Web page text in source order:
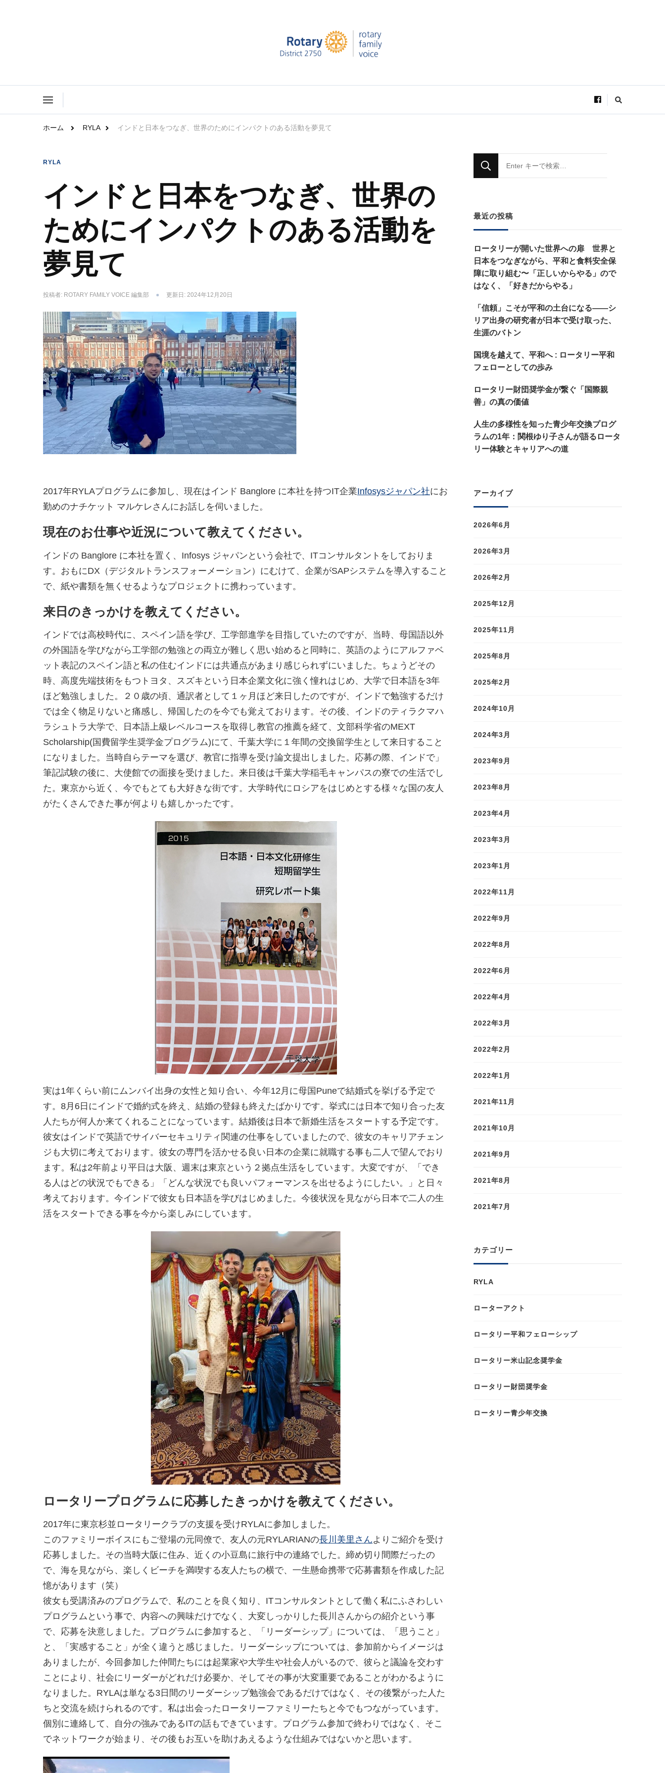
か
?
ホーム RYLA インドと日本をつなぎ、世界のためにインパクトのある活動を夢見て
RYLA
インドと日本をつなぎ、世界の
ためにインパクトのある活動を
夢見て
投稿者: ROTARY FAMILY VOICE 編集部 更新日: 2024年12月20日
2017年RYLAプログラムに参加し、現在はインド Banglore に本社を持つIT企業Infosysジャパン社にお
勤めのナチケット マルケレさんにお話しを伺いました。
現在のお仕事や近況について教えてください。
インドの Banglore に本社を置く、Infosys ジャパンという会社で、ITコンサルタントをしておりま
す。おもにDX（デジタルトランスフォーメーション）にむけて、企業がSAPシステムを導入すること
で、紙や書類を無くせるようなプロジェクトに携わっています。
来日のきっかけを教えてください。
インドでは高校時代に、スペイン語を学び、工学部進学を目指していたのですが、当時、母国語以外
の外国語を学びながら工学部の勉強との両立が難しく思い始めると同時に、英語のようにアルファベ
ット表記のスペイン語と私の住むインドには共通点があまり感じられずにいました。ちょうどその
時、高度先端技術をもつトヨタ、スズキという日本企業文化に強く憧れはじめ、大学で日本語を3年
ほど勉強しました。２０歳の頃、通訳者として１ヶ月ほど来日したのですが、インドで勉強するだけ
では全く物足りないと痛感し、帰国したのを今でも覚えております。その後、インドのティラクマハ
ラシュトラ大学で、日本語上級レベルコースを取得し教官の推薦を経て、文部科学省のMEXT
Scholarship(国費留学生奨学金プログラム)にて、千葉大学に１年間の交換留学生として来日すること
になりました。当時自らテーマを選び、教官に指導を受け論文提出しました。応募の際、インドで」
筆記試験の後に、大使館での面接を受けました。来日後は千葉大学稲毛キャンパスの寮での生活でし
た。東京から近く、今でもとても大好きな街です。大学時代にロシアをはじめとする様々な国の友人
がたくさんできた事が何よりも嬉しかったです。
実は1年くらい前にムンバイ出身の女性と知り合い、今年12月に母国Puneで結婚式を挙げる予定で
す。8月6日にインドで婚約式を終え、結婚の登録も終えたばかりです。挙式には日本で知り合った友
人たちが何人か来てくれることになっています。結婚後は日本で新婚生活をスタートする予定です。
彼女はインドで英語でサイバーセキュリティ関連の仕事をしていましたので、彼女のキャリアチェン
ジも大切に考えております。彼女の専門を活かせる良い日本の企業に就職する事も二人で望んでおり
ます。私は2年前より平日は大阪、週末は東京という２拠点生活をしています。大変ですが、「でき
る人はどの状況でもできる」「どんな状況でも良いパフォーマンスを出せるようにしたい。」と日々
考えております。今インドで彼女も日本語を学びはじめました。今後状況を見ながら日本で二人の生
活をスタートできる事を今から楽しみにしています。
ロータリープログラムに応募したきっかけを教えてください。
2017年に東京杉並ロータリークラブの支援を受けRYLAに参加しました。
このファミリーボイスにもご登場の元同僚で、友人の元RYLARIANの長川美里さんよりご紹介を受け
応募しました。その当時大阪に住み、近くの小豆島に旅行中の連絡でした。締め切り間際だったの
で、海を見ながら、楽しくビーチを満喫する友人たちの横で、一生懸命携帯で応募書類を作成した記
憶があります（笑）
彼女も受講済みのプログラムで、私のことを良く知り、ITコンサルタントとして働く私にふさわしい
プログラムという事で、内容への興味だけでなく、大変しっかりした長川さんからの紹介という事
で、応募を決意しました。プログラムに参加すると、「リーダーシップ」については、「思うこと」
と、「実感すること」が全く違うと感じました。リーダーシップについては、参加前からイメージは
ありましたが、今回参加した仲間たちには起業家や大学生や社会人がいるので、彼らと議論を交わす
ことにより、社会にリーダーがどれだけ必要か、そしてその事が大変重要であることがわかるように
なりました。RYLAは単なる3日間のリーダーシップ勉強会であるだけではなく、その後繋がった人た
ちと交流を続けられるのです。私は出会ったロータリーファミリーたちと今でもつながっています。
個別に連絡して、自分の強みであるITの話もできています。プログラム参加で終わりではなく、そこ
でネットワークが始まり、その後もお互いを助けあえるような仕組みではないかと思います。
に
探
で
す
最近の投稿
ロータリーが開いた世界への扉 世界と
日本をつなぎながら、平和と食料安全保
障に取り組む〜「正しいからやる」ので
はなく、「好きだからやる」
「信頼」こそが平和の土台になる——シ
リア出身の研究者が日本で受け取った、
生涯のバトン
国境を越えて、平和へ : ロータリー平和
フェローとしての歩み
ロータリー財団奨学金が繋ぐ「国際親
善」の真の価値
人生の多様性を知った青少年交換プログ
ラムの1年：関根ゆり子さんが語るロータ
リー体験とキャリアへの道
アーカイブ
2026年6月
2026年3月
2026年2月
2025年12月
2025年11月
2025年8月
2025年2月
2024年10月
2024年3月
2023年9月
2023年8月
2023年4月
2023年3月
2023年1月
2022年11月
2022年9月
2022年8月
2022年6月
2022年4月
2022年3月
2022年2月
2022年1月
2021年11月
2021年10月
2021年9月
2021年8月
2021年7月
カテゴリー
RYLA
ローターアクト
ロータリー平和フェローシップ
ロータリー米山記念奨学金
ロータリー財団奨学金
ロータリー青少年交換